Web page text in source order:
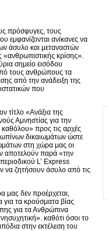
πρόσφυγες, τους
εμφανίζονται ανίκανες να
άσυλο και μεταναστών
«ανθρωπιστικής κρίσης».
σημείο εισόδου
τους ανθρώπους τα
από την ανάδειξη της
που
τίτλο «Ανάξια της
Αμνηστίας για την
προς τις αρχές
δικαιωμάτων ώστε
στη χώρα μας οι
αποτελούν παρά «την
L’ Express
να ζητήσουν άσυλο από τις
μας δεν προέρχεται,
τα κρούσματα βίας
για τα Ανθρώπινα
καθότι όσοι το
στην εκτέλεση του